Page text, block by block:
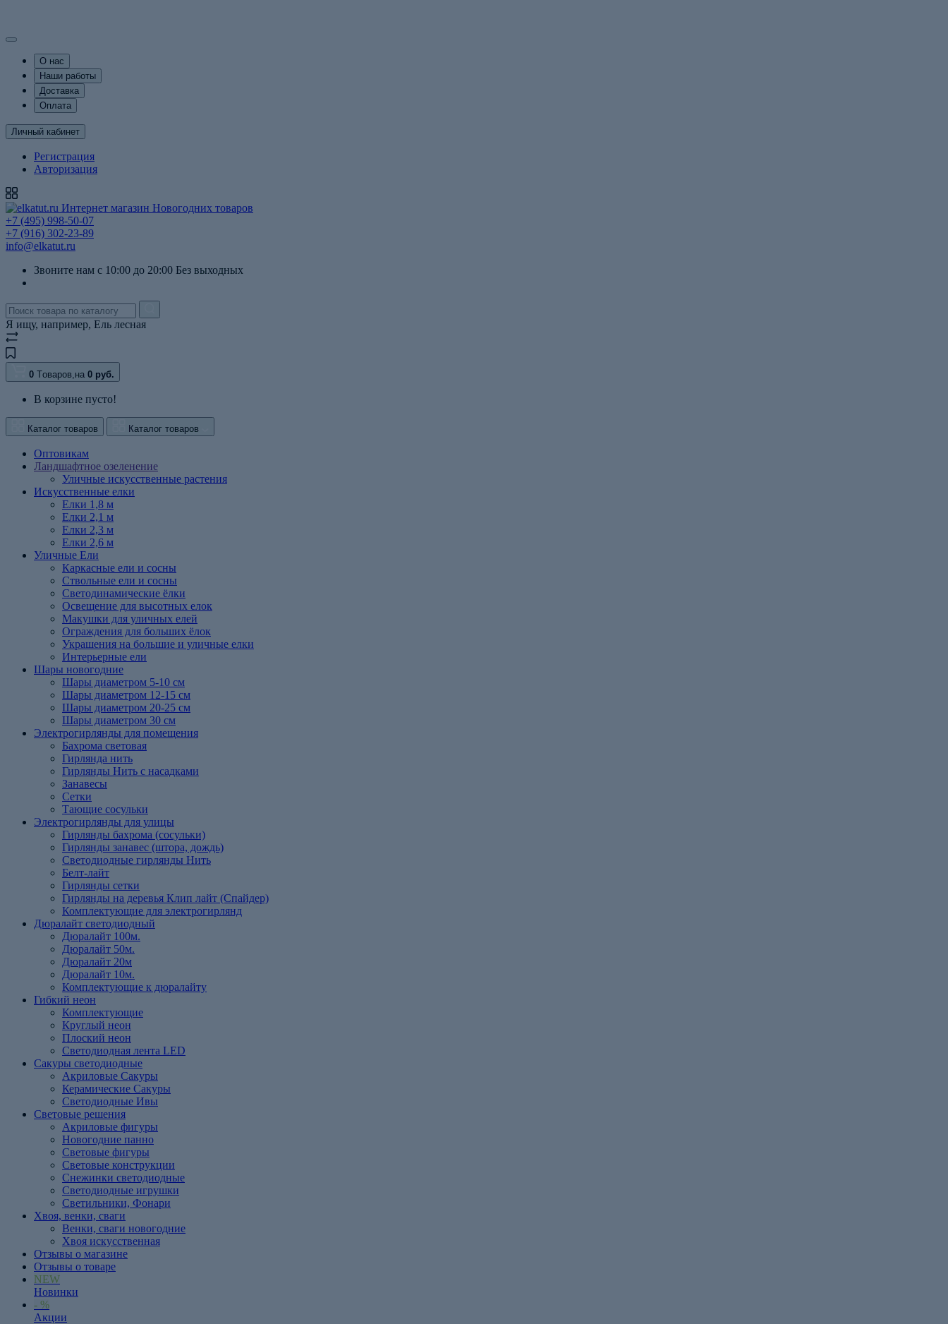
О нас
Наши работы
Доставка
Оплата
Личный кабинет
Регистрация
Авторизация
+7 (495) 998-50-07
+7 (916) 302-23-89
info@elkatut.ru
Звоните нам с 10:00 до 20:00 Без выходных
Я ищу, например, Ель лесная
0 Tоваров,на 0 руб.
В корзине пусто!
Каталог товаров Каталог товаров
Оптовикам
Ландшафтное озеленение
Уличные искусственные растения
Искусственные елки
Елки 1,8 м
Елки 2,1 м
Елки 2,3 м
Елки 2,6 м
Уличные Ели
Каркасные ели и сосны
Ствольные ели и сосны
Светодинамические ёлки
Освещение для высотных елок
Макушки для уличных елей
Ограждения для больших ёлок
Украшения на большие и уличные елки
Интерьерные ели
Шары новогодние
Шары диаметром 5-10 см
Шары диаметром 12-15 см
Шары диаметром 20-25 см
Шары диаметром 30 см
Электрогирлянды для помещения
Бахрома световая
Гирлянда нить
Гирлянды Нить с насадками
Занавесы
Сетки
Тающие сосульки
Электрогирлянды для улицы
Гирлянды бахрома (сосульки)
Гирлянды занавес (штора, дождь)
Светодиодные гирлянды Нить
Белт-лайт
Гирлянды сетки
Гирлянды на деревья Клип лайт (Спайдер)
Комплектующие для электрогирлянд
Дюралайт светодиодный
Дюралайт 100м.
Дюралайт 50м.
Дюралайт 20м
Дюралайт 10м.
Комплектующие к дюралайту
Гибкий неон
Комплектующие
Круглый неон
Плоский неон
Светодиодная лента LED
Cакуры светодиодные
Акриловые Сакуры
Керамические Сакуры
Светодиодные Ивы
Световые решения
Акриловые фигуры
Новогодние панно
Световые фигуры
Световые конструкции
Снежинки светодиодные
Светодиодные игрушки
Светильники, Фонари
Хвоя, венки, сваги
Венки, сваги новогодние
Хвоя искусственная
Отзывы о магазине
Отзывы о товаре
NEW
Новинки
- %
Акции